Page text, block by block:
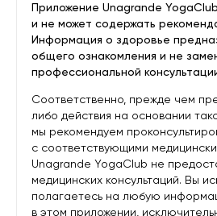
Приложение Unagrande
и не может содержать
Информация о здоровье
общего ознакомления и не
профессиональной
Соответственно, прежде чем
либо действия на основании
мы рекомендуем
с соответствующими
Unagrande YogaClub не
медицинских консультаций. Вы
полагаетесь на любую
в этом приложении,